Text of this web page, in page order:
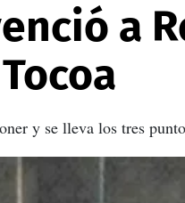
a
y se lleva los tres